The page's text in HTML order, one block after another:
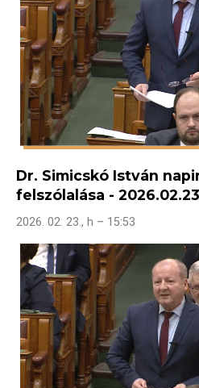
Dr. Simicskó István
felszólalása -
2026. 02. 23., h – 15:53